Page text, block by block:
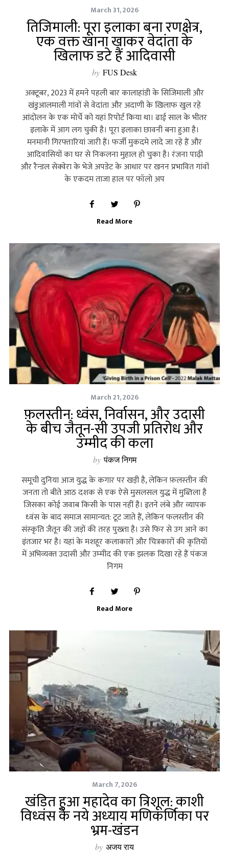
March 31, 2026
तिजिमाली: पूरा इलाका बना रणक्षेत्र,
एक वक्त खाना खाकर वेदांता के
खिलाफ डटे हैं आदिवासी
by FUS Desk
अक्‍टूबर, 2023 में हमने पहली बार कालाहांडी के सिजिमाली और
खंडुआलमाली गांवों से वेदांता और अदाणी के खिलाफ खुल रहे
आंदोलन के एक मोर्चे को यहां रिपोर्ट किया था। ढाई साल के भीतर
इलाके में आग लग चुकी है। पूरा इलाका छावनी बना हुआ है।
मनमानी गिरफ्तारियां जारी हैं। फर्जी मुकदमे लादे जा रहे हैं और
आदिवासियों का घर से निकलना मुहाल हो चुका है। रंजना पाढ़ी
और रैन्‍डल सेक्‍वेरा के भेजे अपडेट के आधार पर खनन प्रभावित गांवों
के एकदम ताजा हाल पर फॉलो अप
Read More
March 21, 2026
फ़लस्तीन: ध्वंस, निर्वासन, और उदासी
के बीच जैतून-सी उपजी प्रतिरोध और
उम्मीद की कला
by पंकज निगम
समूची दुनिया आज युद्ध के कगार पर खड़ी है, लेकिन फ़लस्‍तीन की
जनता तो बीते आठ दशक से एक ऐसे मुसलसल युद्ध में मुब्तिला है
जिसका कोई जवाब किसी के पास नहीं है। इतने लंबे और व्‍यापक
ध्‍वंस के बाद समाज सामान्‍यत: टूट जाते हैं, लेकिन फलस्‍तीन की
संस्‍कृति जैतून की जड़ों की तरह पुख्‍ता है। उसे फिर से उग आने का
इंतजार भर है। यहां के मशहूर कलाकारों और चित्रकारों की कृतियों
में अभिव्‍यक्‍त उदासी और उम्‍मीद की एक झलक दिखा रहे हैं पंकज
निगम
Read More
March 7, 2026
खंडित हुआ महादेव का त्रिशूल: काशी
विध्‍वंस के नये अध्‍याय मणिकर्णिका पर
भ्रम-खंडन
by अजय राय